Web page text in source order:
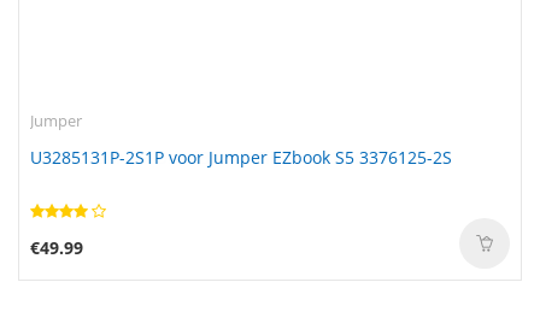
Jumper
U3285131P-2S1P voor Jumper EZbook S5 3376125-2S
€49.99